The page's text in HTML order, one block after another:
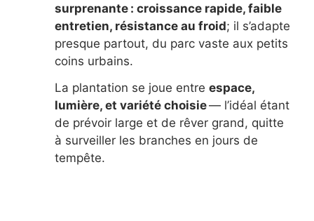
surprenante : croissance rapide, faible
entretien, résistance au froid; il s’adapte
presque partout, du parc vaste aux petits
coins urbains.
La plantation se joue entre espace,
lumière, et variété choisie— l’idéal étant
de prévoir large et de rêver grand, quitte
à surveiller les branches en jours de
tempête.